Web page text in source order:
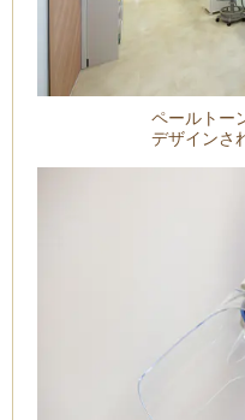
ペールトー
デザインさ